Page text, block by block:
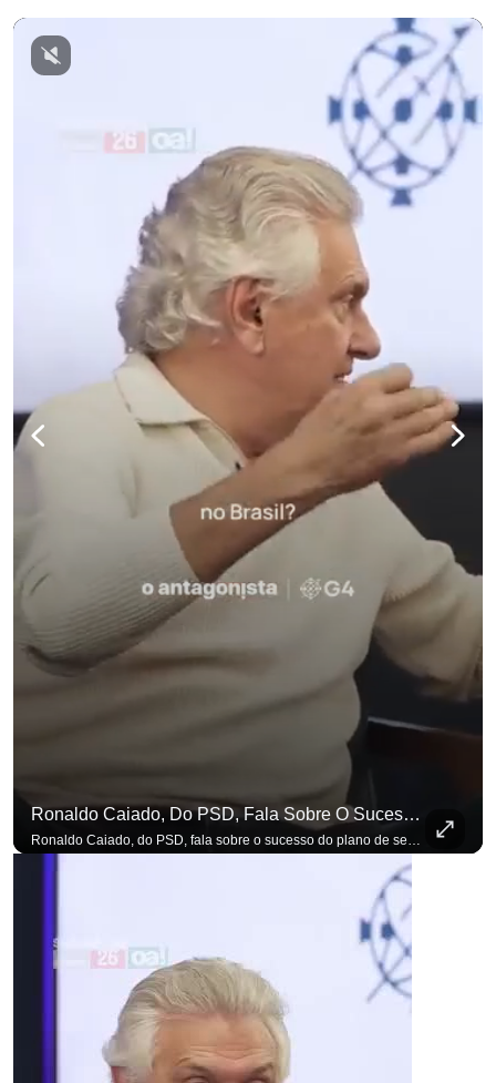
Ronaldo Caiado, Do PSD, Fala Sobre O Sucesso Do Plano De Segurança Pública
Ronaldo Caiado, do PSD, fala sobre o sucesso do plano de segurança pública como governador de Goiás, sendo um incentivo aos empreendedores locais. Se você busca informação com credibilidade, inscreva-se agora e ative o